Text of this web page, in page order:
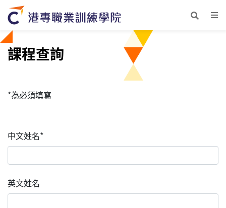
課程查詢
*為必須填寫
中文姓名*
英文姓名